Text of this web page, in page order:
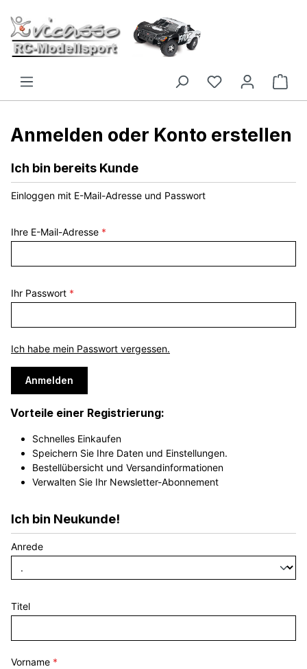
Zum Hauptinhalt springen
Anmelden oder Konto erstellen
Ich bin bereits Kunde
Einloggen mit E-Mail-Adresse und Passwort
Ihre E-Mail-Adresse *
Ihr Passwort *
Ich habe mein Passwort vergessen.
Anmelden
Vorteile einer Registrierung:
Schnelles Einkaufen
Speichern Sie Ihre Daten und Einstellungen.
Bestellübersicht und Versandinformationen
Verwalten Sie Ihr Newsletter-Abonnement
Ich bin Neukunde!
Anrede
Titel
Vorname *